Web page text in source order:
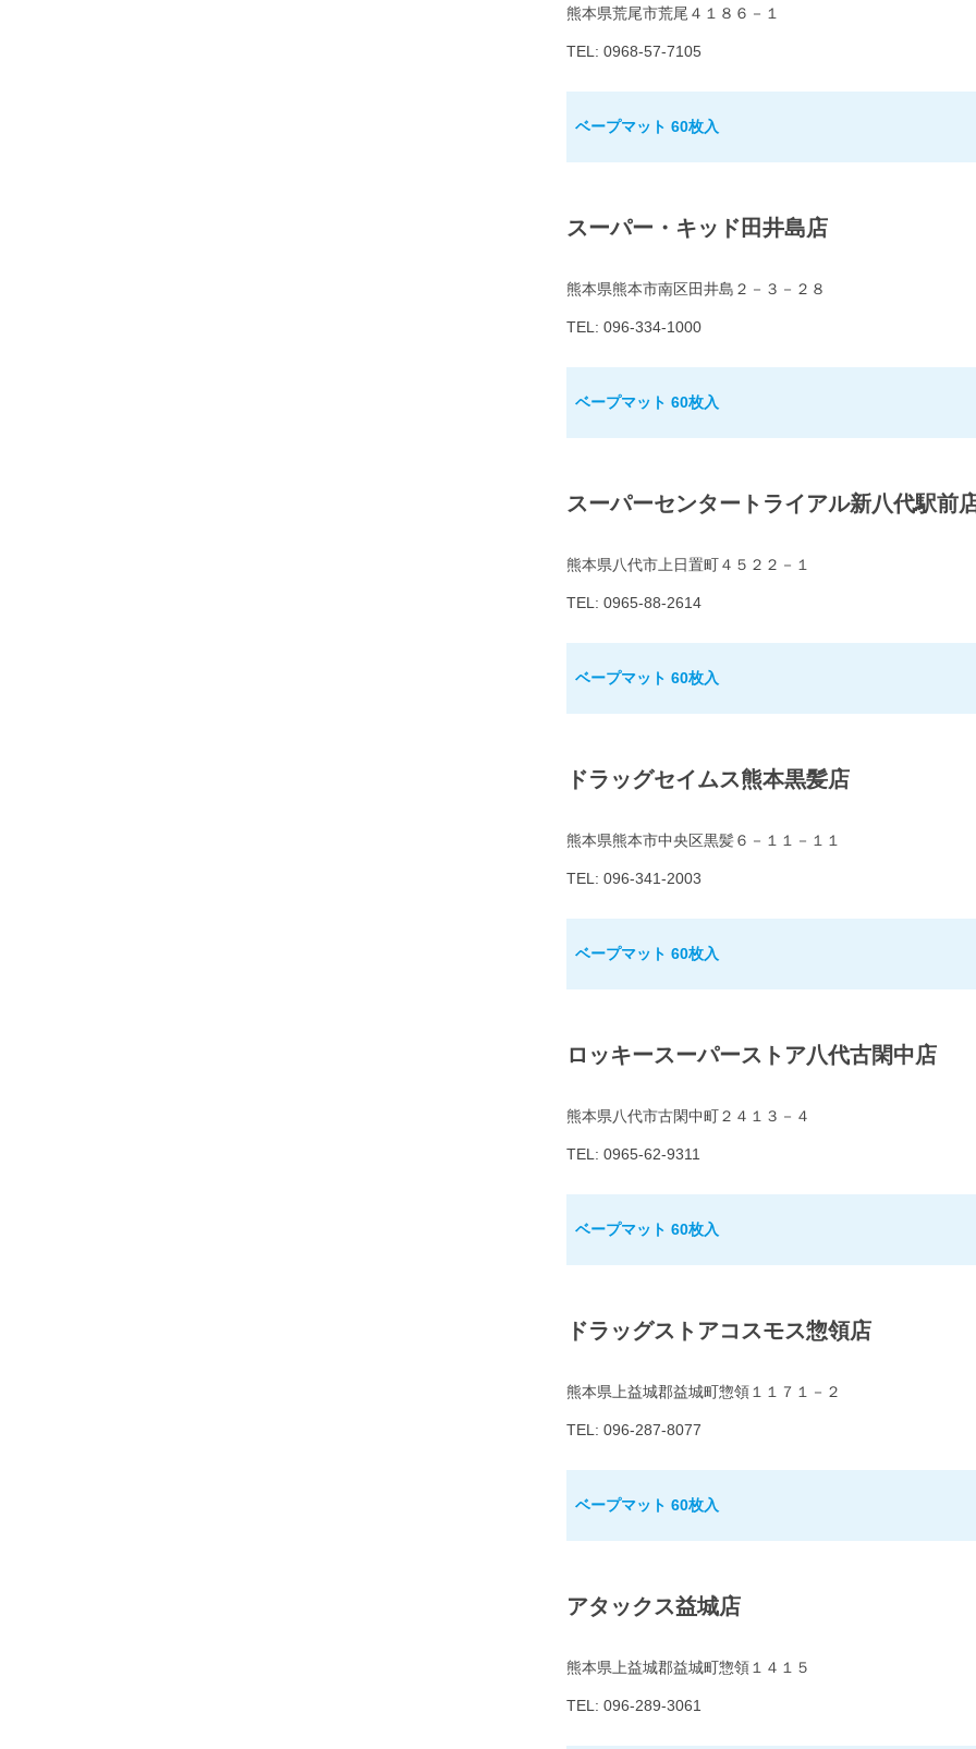
熊本県荒尾市荒尾４１８６－１
TEL: 0968-57-7105
ベープマット 60枚入
スーパー・キッド田井島店
熊本県熊本市南区田井島２－３－２８
TEL: 096-334-1000
ベープマット 60枚入
スーパーセンタートライアル新八代駅前
熊本県八代市上日置町４５２２－１
TEL: 0965-88-2614
ベープマット 60枚入
ドラッグセイムス熊本黒髪店
熊本県熊本市中央区黒髪６－１１－１１
TEL: 096-341-2003
ベープマット 60枚入
ロッキースーパーストア八代古閑中店
熊本県八代市古閑中町２４１３－４
TEL: 0965-62-9311
ベープマット 60枚入
ドラッグストアコスモス惣領店
熊本県上益城郡益城町惣領１１７１－２
TEL: 096-287-8077
ベープマット 60枚入
アタックス益城店
熊本県上益城郡益城町惣領１４１５
TEL: 096-289-3061